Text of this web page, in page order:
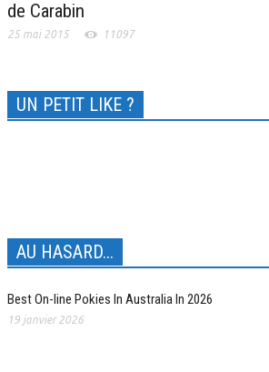
de Carabin
25 mai 2015 11097
UN PETIT LIKE ?
AU HASARD...
Best On-line Pokies In Australia In 2026
19 janvier 2026